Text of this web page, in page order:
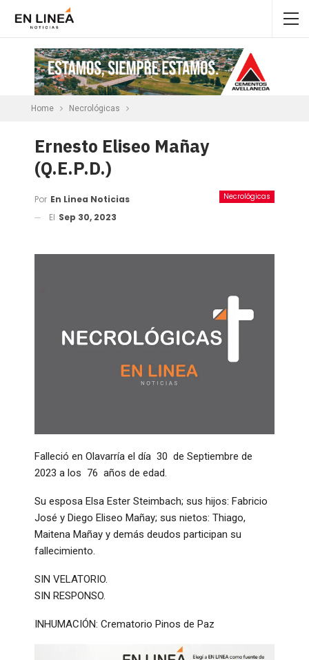
Home Necrológicas
Ernesto Eliseo Mañay
(Q.E.P.D.)
Necrológicas
Por En Linea Noticias
El Sep 30, 2023
Falleció en Olavarría el día 30 de Septiembre de
2023 a los 76 años de edad.
Su esposa Elsa Ester Steimbach; sus hijos: Fabricio
José y Diego Eliseo Mañay; sus nietos: Thiago,
Maitena Mañay y demás deudos participan su
fallecimiento.
SIN VELATORIO.
SIN RESPONSO.
INHUMACIÓN: Crematorio Pinos de Paz